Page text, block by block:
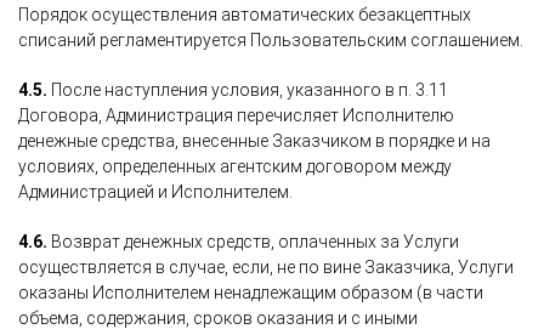
Порядок осуществления автоматических безакцептных
списаний регламентируется Пользовательским соглашением.
4.5. После наступления условия, указанного в п. 3.11
Договора, Администрация перечисляет Исполнителю
денежные средства, внесенные Заказчиком в порядке и на
условиях, определенных агентским договором между
Администрацией и Исполнителем.
4.6. Возврат денежных средств, оплаченных за Услуги
осуществляется в случае, если, не по вине Заказчика, Услуги
оказаны Исполнителем ненадлежащим образом (в части
объема, содержания, сроков оказания и с иными